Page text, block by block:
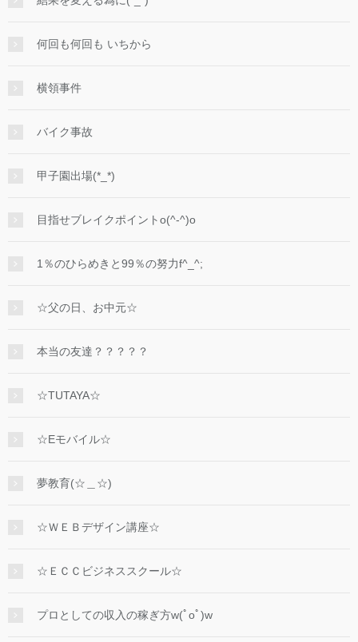
何回も何回も いちから
横領事件
バイク事故
甲子園出場(*_*)
目指せブレイクポイントo(^-^)o
1％のひらめきと99％の努力f^_^;
☆父の日、お中元☆
本当の友達？？？？？
☆TUTAYA☆
☆Eモバイル☆
夢教育(☆＿☆)
☆ＷＥＢデザイン講座☆
☆ＥＣＣビジネススクール☆
プロとしての収入の稼ぎ方w(ﾟoﾟ)w